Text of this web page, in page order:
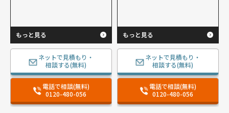
もっと見る
ネットで見積もり・
相談する(無料)
電話で相談(無料)
0120-480-056
もっと見る
ネットで見積もり・
相談する(無料)
電話で相談(無料)
0120-480-056